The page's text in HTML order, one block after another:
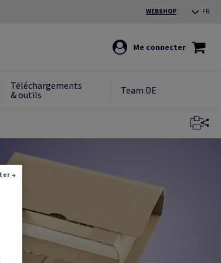
WEBSHOP FR
Me connecter
Téléchargements
& outils
Team DE
Continuer sans accepter →